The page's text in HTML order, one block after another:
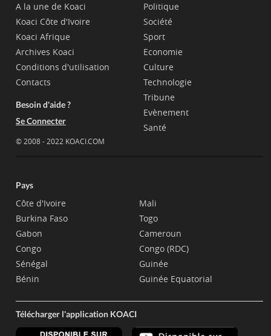
A la une de Koaci
Koaci Côte d'Ivoire
Koaci Afrique
Archives Koaci
Conditions d'utilisation
Contacts
Besoin d'aide ?
Se Connecter
© 2008 - 2022 KOACI.COM
Politique
Société
Sport
Economie
Culture
Technologie
Tribune
Evènement
Santé
Pays
Côte d'Ivoire
Burkina Faso
Gabon
Congo
Sénégal
Bénin
Mali
Togo
Cameroun
Congo (RDC)
Guinée
Guinée Equatorial
Télécharger l'application KOACI